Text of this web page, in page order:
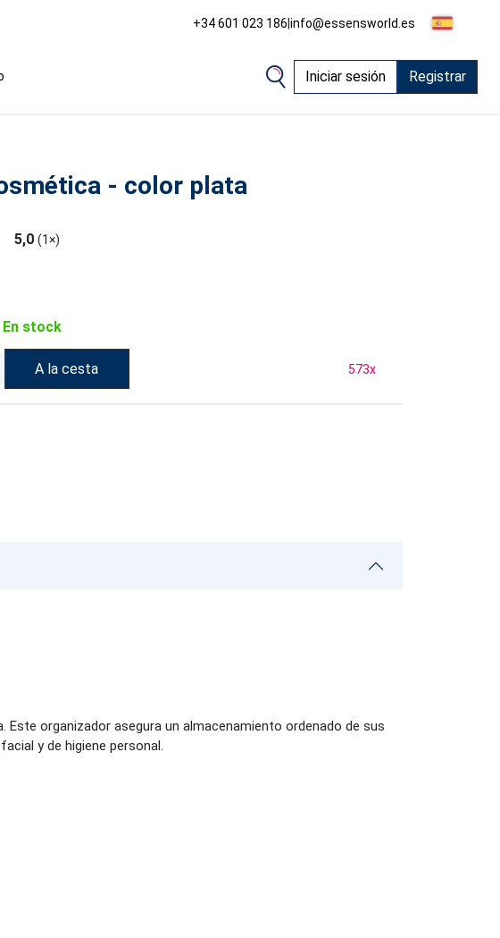
+34 601 023 186|info@essensworld.es
Iniciar sesión Registrar
- color plata
5,0 (1×)
En stock
A la cesta 573x
organizador asegura un almacenamiento ordenado de sus
y de higiene personal.